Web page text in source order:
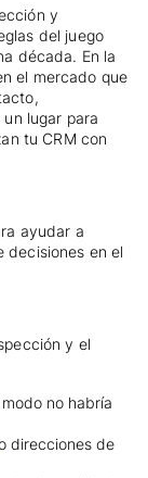
y
del juego
década. En la
el mercado que
lugar para
tu CRM con
ayudar a
decisiones en el
y el
no habría
direcciones de